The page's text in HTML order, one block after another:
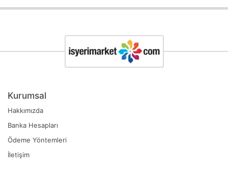
Kurumsal
Hakkımızda
Banka Hesapları
Ödeme Yöntemleri
İletişim